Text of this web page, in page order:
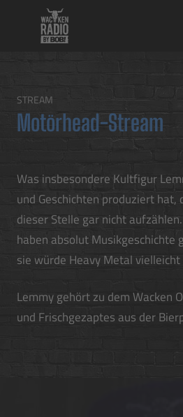
STREAM
Motörhead-Stream
Was insbesondere Kultfigur
und Geschichten produziert hat,
dieser Stelle gar nicht
haben absolut Musikgeschichte
sie würde Heavy Metal
Lemmy gehört zu dem Wacken
und Frischgezaptes aus der